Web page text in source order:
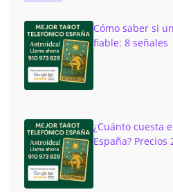
Cómo saber si
fiable: 8 señales
¿Cuánto cuesta
España? Precios